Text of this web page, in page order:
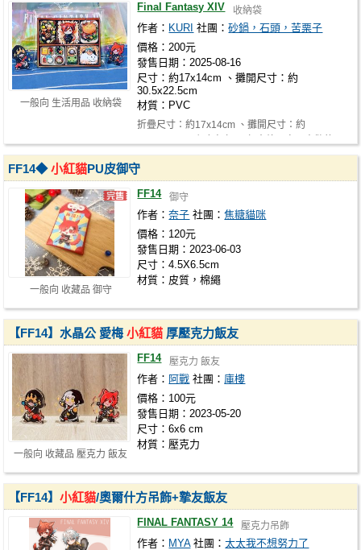
一般向 生活用品 收納袋
Final Fantasy XIV 收納袋
作者： KURI 社團：砂鍋，石頭，苦栗子
價格：200元
發售日期：2025-08-16
尺寸：約17x14cm 、攤開尺寸：約
30.5x22.5cm
材質：PVC
折疊尺寸：約17x14cm 、攤開尺寸：約
物…
一般向 收藏品 御守
FF14◆小紅貓PU皮御守
FF14 御守
作者：奈子 社團：焦糖貓咪
價格：120元
發售日期：2023-06-03
尺寸：4.5X6.5cm
材質：皮質，棉繩
一般向 收藏品 壓克力 飯友
【FF14】水晶公 愛梅小紅貓 厚壓克力飯友
FF14 壓克力 飯友
作者： 阿戰 社團： 庫樓
價格：100元
發售日期：2023-05-20
尺寸：6x6 cm
材質：壓克力
【FF14】小紅貓/奧爾什方吊飾+摯友飯友
FINAL FANTASY 14 壓克力吊飾
作者： MYA 社團：太太我不想努力了